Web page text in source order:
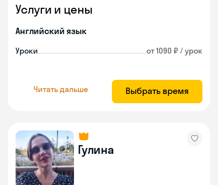
Услуги и цены
Английский язык
Уроки от 1090 ₽ / урок
Читать дальше Выбрать время
Гулина